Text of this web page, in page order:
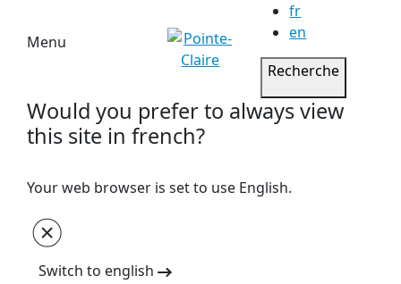
Menu
fr
en
Recherche
Would you prefer to always view
this site in french?
Your web browser is set to use English.
Switch to english